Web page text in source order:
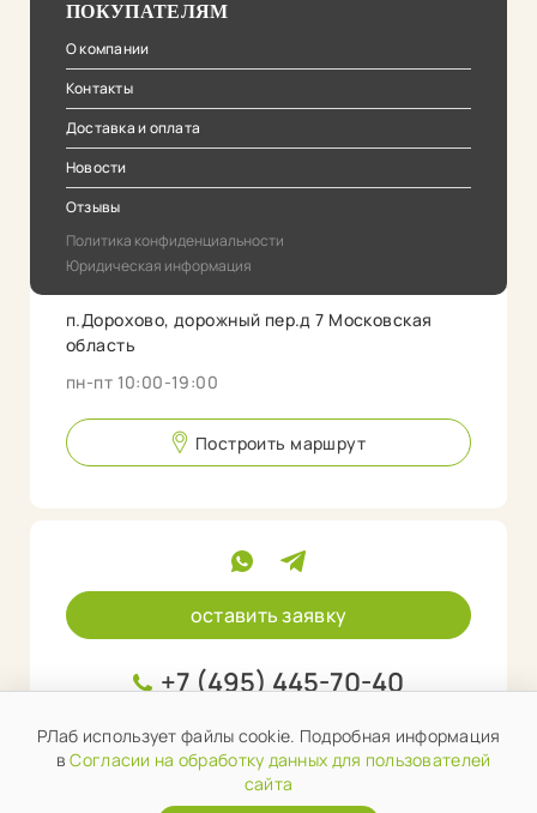
ПОКУПАТЕЛЯМ
О компании
Контакты
Доставка и оплата
Новости
Отзывы
Политика конфиденциальности
Юридическая информация
п.Дорохово, дорожный пер.д 7 Московская
область
пн-пт 10:00-19:00
Построить маршрут
оставить заявку
+7 (495) 445-70-40
info@rlab.store
РЛаб использует файлы cookie. Подробная информация
вСогласии на обработку данных для пользователей
сайта